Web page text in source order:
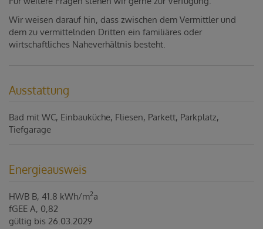
Wir weisen darauf hin, dass zwischen dem Vermittler und
dem zu vermittelnden Dritten ein familiäres oder
wirtschaftliches Naheverhältnis besteht.
Ausstattung
Bad mit WC Einbauküche Fliesen Parkett Parkplatz
Tiefgarage
Energieausweis
HWB B, 41.8 kWh/m2a
fGEE A, 0,82
gültig bis 26.03.2029